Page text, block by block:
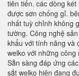
tiên tiến. các dòng
được sơn chống gỉ.
nhất tuỳ chỉnh không
tường. Công nghệ
khẩu với tính năng và
welko với những
Sẵn sàng đáp ứng
sắt welko hiện đạng